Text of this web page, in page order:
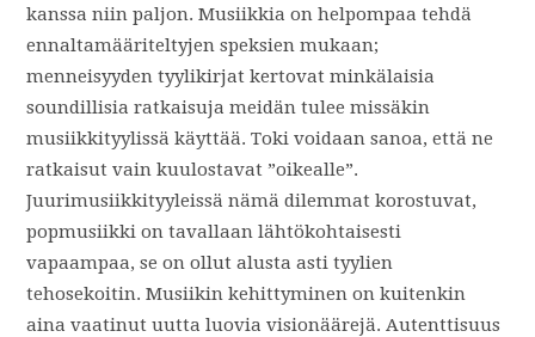
kanssa niin paljon. Musiikkia on helpompaa tehdä
ennaltamääriteltyjen speksien mukaan;
menneisyyden tyylikirjat kertovat minkälaisia
soundillisia ratkaisuja meidän tulee missäkin
musiikkityylissä käyttää. Toki voidaan sanoa, että ne
ratkaisut vain kuulostavat ”oikealle”.
Juurimusiikkityyleissä nämä dilemmat korostuvat,
popmusiikki on tavallaan lähtökohtaisesti
vapaampaa, se on ollut alusta asti tyylien
tehosekoitin. Musiikin kehittyminen on kuitenkin
aina vaatinut uutta luovia visionäärejä. Autenttisuus